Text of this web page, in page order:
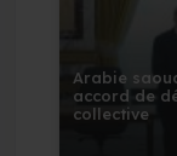
Arabie
accord de
collective